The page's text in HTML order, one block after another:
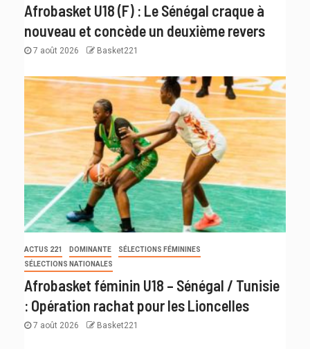
Afrobasket U18 (F) : Le Sénégal craque à
nouveau et concède un deuxième revers
7 août 2026 Basket221
ACTUS 221 DOMINANTE
SÉLECTIONS FÉMININES
SÉLECTIONS NATIONALES
Afrobasket féminin U18 – Sénégal / Tunisie
: Opération rachat pour les Lioncelles
7 août 2026 Basket221